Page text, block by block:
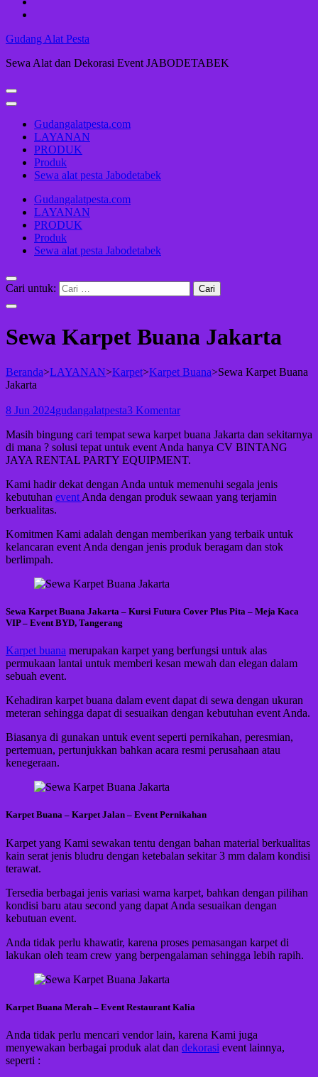
Gudang Alat Pesta
Sewa Alat dan Dekorasi Event JABODETABEK
Gudangalatpesta.com
LAYANAN
PRODUK
Produk
Sewa alat pesta Jabodetabek
Gudangalatpesta.com
LAYANAN
PRODUK
Produk
Sewa alat pesta Jabodetabek
Cari untuk:
Sewa Karpet Buana Jakarta
Beranda>LAYANAN>Karpet>Karpet Buana>Sewa Karpet Buana
Jakarta
8 Jun 2024gudangalatpesta3 Komentar
Masih bingung cari tempat sewa karpet buana Jakarta dan sekitarnya
di mana ? solusi tepat untuk event Anda hanya CV BINTANG
JAYA RENTAL PARTY EQUIPMENT.
Kami hadir dekat dengan Anda untuk memenuhi segala jenis
kebutuhan event Anda dengan produk sewaan yang terjamin
berkualitas.
Komitmen Kami adalah dengan memberikan yang terbaik untuk
kelancaran event Anda dengan jenis produk beragam dan stok
berlimpah.
Sewa Karpet Buana Jakarta – Kursi Futura Cover Plus Pita – Meja Kaca
VIP – Event BYD, Tangerang
Karpet buana merupakan karpet yang berfungsi untuk alas
permukaan lantai untuk memberi kesan mewah dan elegan dalam
sebuah event.
Kehadiran karpet buana dalam event dapat di sewa dengan ukuran
meteran sehingga dapat di sesuaikan dengan kebutuhan event Anda.
Biasanya di gunakan untuk event seperti pernikahan, peresmian,
pertemuan, pertunjukkan bahkan acara resmi perusahaan atau
kenegeraan.
Karpet Buana – Karpet Jalan – Event Pernikahan
Karpet yang Kami sewakan tentu dengan bahan material berkualitas
kain serat jenis bludru dengan ketebalan sekitar 3 mm dalam kondisi
terawat.
Tersedia berbagai jenis variasi warna karpet, bahkan dengan pilihan
kondisi baru atau second yang dapat Anda sesuaikan dengan
kebutuan event.
Anda tidak perlu khawatir, karena proses pemasangan karpet di
lakukan oleh team crew yang berpengalaman sehingga lebih rapih.
Karpet Buana Merah – Event Restaurant Kalia
Anda tidak perlu mencari vendor lain, karena Kami juga
menyewakan berbagai produk alat dan dekorasi event lainnya,
seperti :